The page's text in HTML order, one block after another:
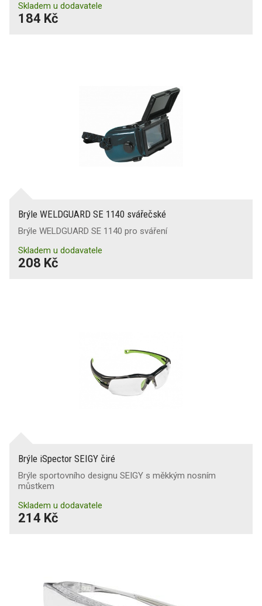
Skladem u dodavatele
184 Kč
Brýle WELDGUARD SE 1140 svářečské
Brýle WELDGUARD SE 1140 pro sváření
Skladem u dodavatele
208 Kč
Brýle iSpector SEIGY čiré
Brýle sportovního designu SEIGY s měkkým nosním
můstkem
Skladem u dodavatele
214 Kč